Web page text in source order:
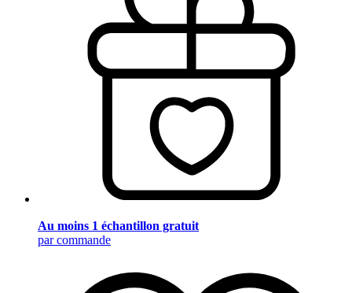
Au moins 1 échantillon gratuit
par commande